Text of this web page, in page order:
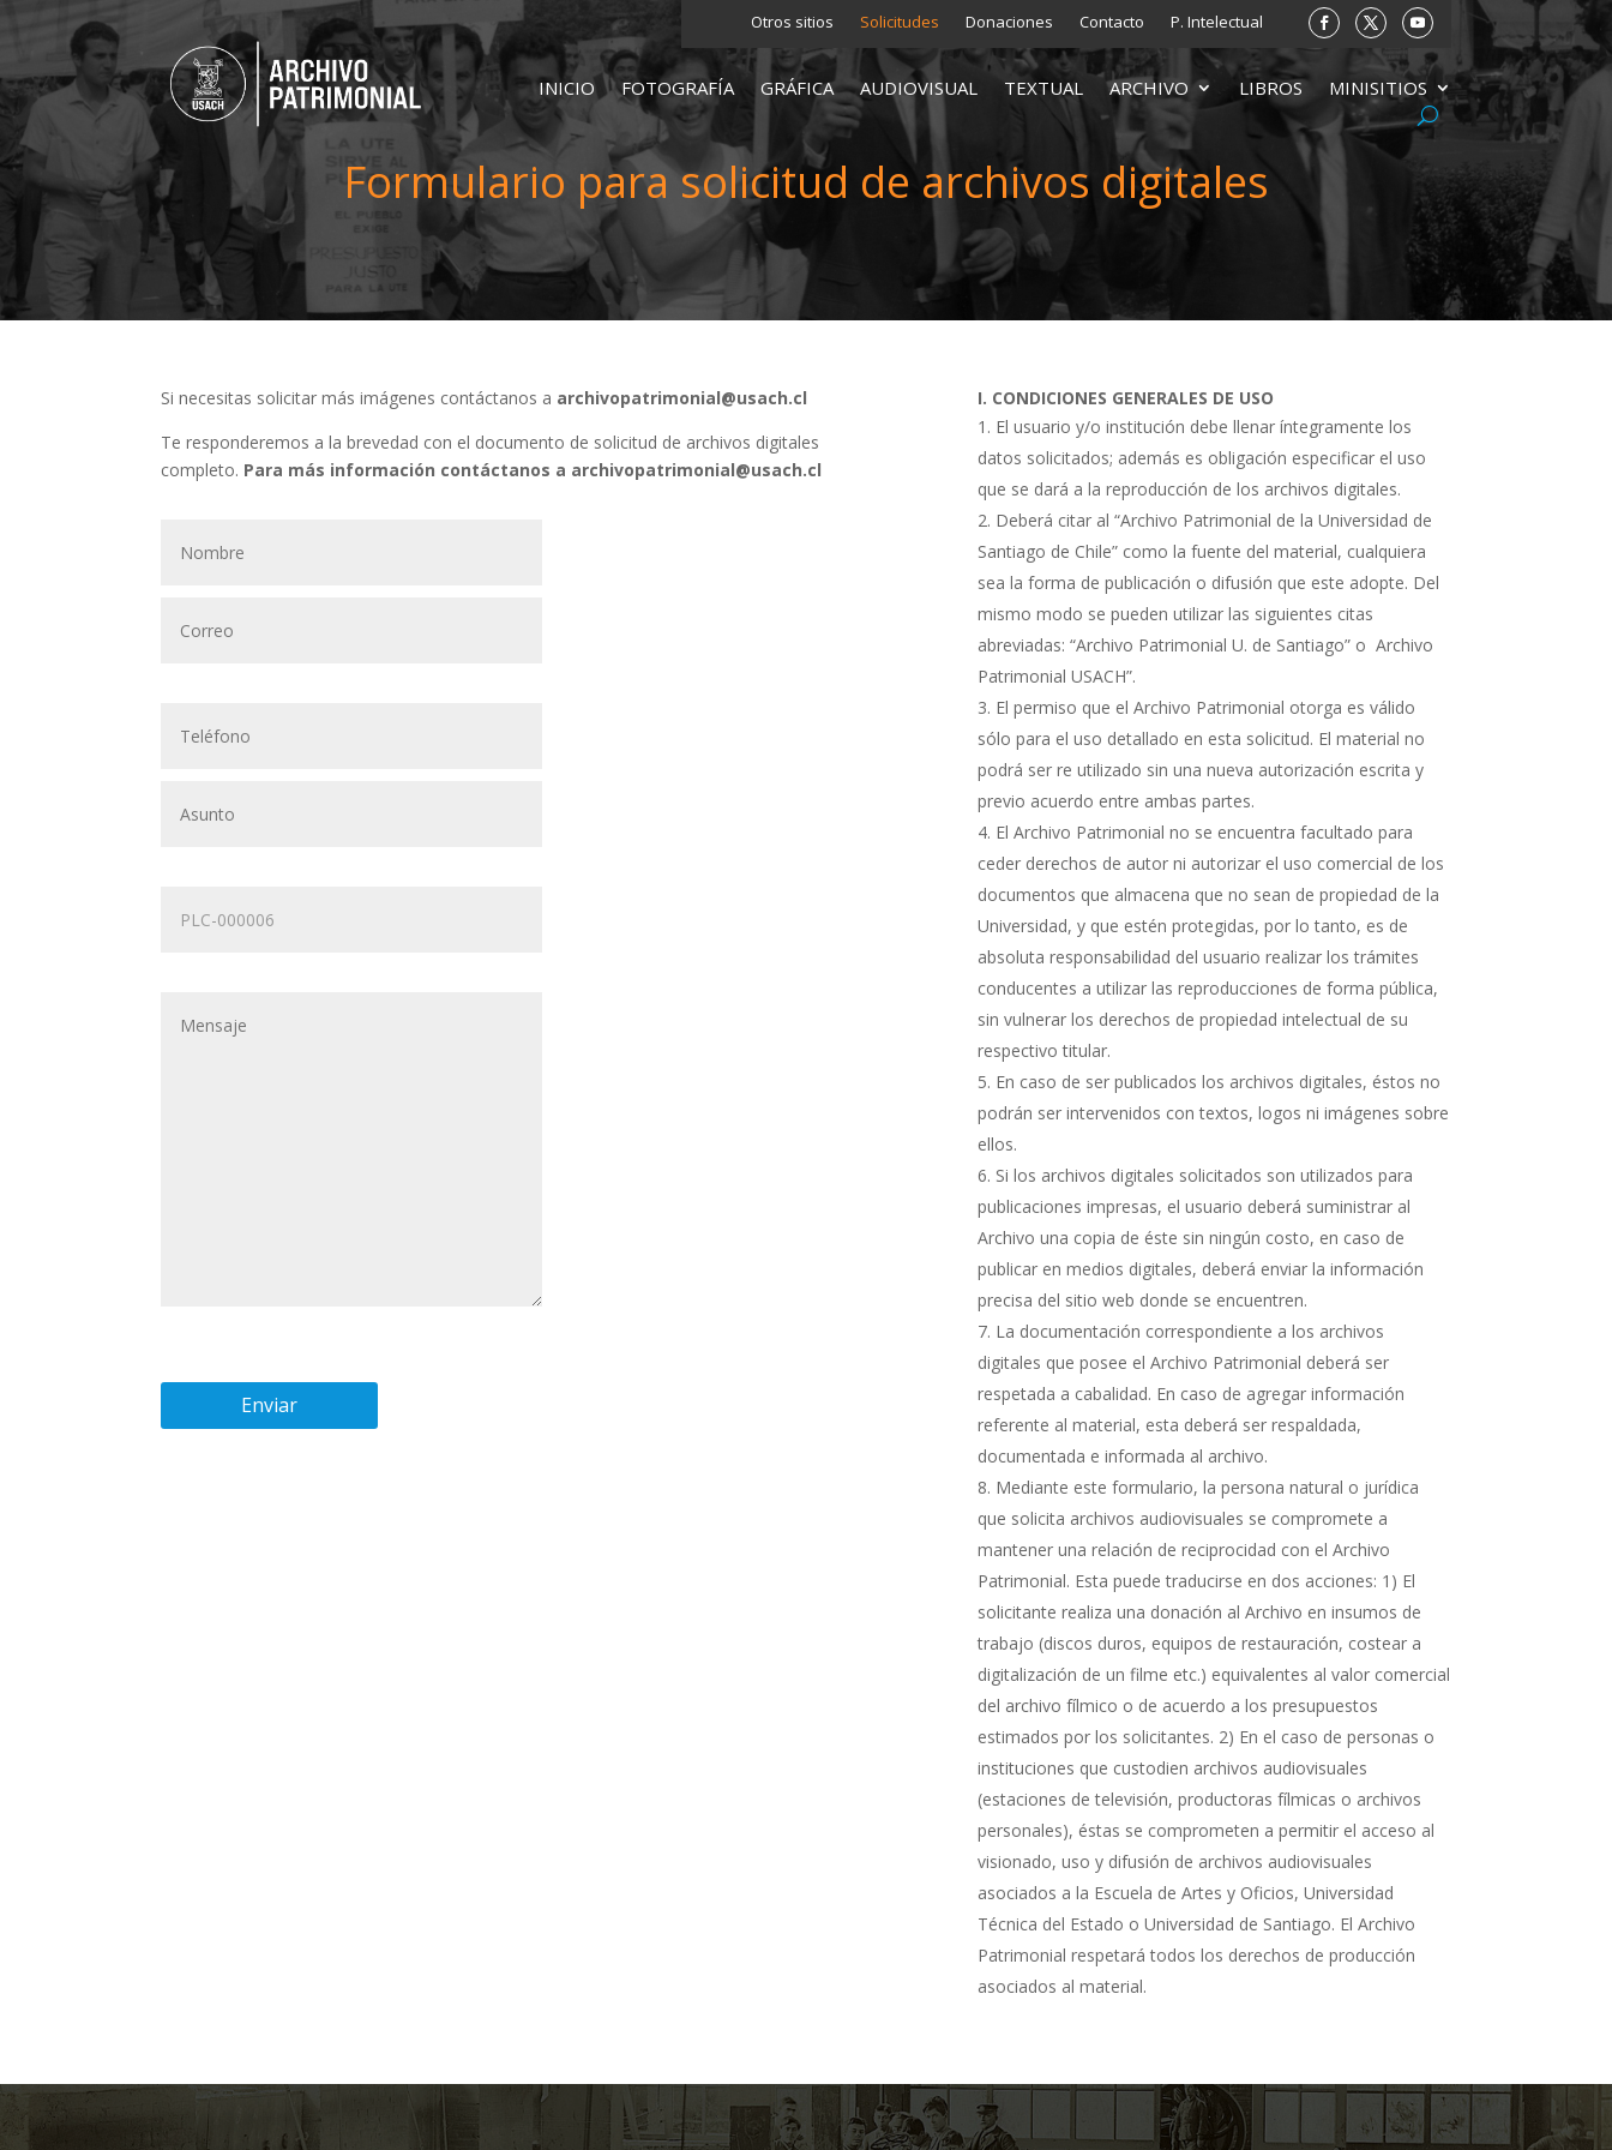
Otros sitios Solicitudes Donaciones Contacto P. Intelectual
INICIO FOTOGRAFÍA GRÁFICA AUDIOVISUAL TEXTUAL ARCHIVO LIBROS MINISITIOS
Formulario para solicitud de archivos digitales
Si necesitas solicitar más imágenes contáctanos a archivopatrimonial@usach.cl
Te responderemos a la brevedad con el documento de solicitud de archivos digitales
completo. Para más información contáctanos a archivopatrimonial@usach.cl
I. CONDICIONES GENERALES DE USO
El usuario y/o institución debe llenar íntegramente los
datos solicitados; además es obligación especificar el uso
que se dará a la reproducción de los archivos digitales.
Deberá citar al “Archivo Patrimonial de la Universidad de
Santiago de Chile” como la fuente del material, cualquiera
sea la forma de publicación o difusión que este adopte. Del
mismo modo se pueden utilizar las siguientes citas
abreviadas: “Archivo Patrimonial U. de Santiago” o Archivo
Patrimonial USACH”.
El permiso que el Archivo Patrimonial otorga es válido
sólo para el uso detallado en esta solicitud. El material no
podrá ser re utilizado sin una nueva autorización escrita y
previo acuerdo entre ambas partes.
El Archivo Patrimonial no se encuentra facultado para
ceder derechos de autor ni autorizar el uso comercial de los
documentos que almacena que no sean de propiedad de la
Universidad, y que estén protegidas, por lo tanto, es de
absoluta responsabilidad del usuario realizar los trámites
conducentes a utilizar las reproducciones de forma pública,
sin vulnerar los derechos de propiedad intelectual de su
respectivo titular.
En caso de ser publicados los archivos digitales, éstos no
podrán ser intervenidos con textos, logos ni imágenes sobre
ellos.
Si los archivos digitales solicitados son utilizados para
publicaciones impresas, el usuario deberá suministrar al
Archivo una copia de éste sin ningún costo, en caso de
publicar en medios digitales, deberá enviar la información
precisa del sitio web donde se encuentren.
La documentación correspondiente a los archivos
digitales que posee el Archivo Patrimonial deberá ser
respetada a cabalidad. En caso de agregar información
referente al material, esta deberá ser respaldada,
documentada e informada al archivo.
Mediante este formulario, la persona natural o jurídica
que solicita archivos audiovisuales se compromete a
mantener una relación de reciprocidad con el Archivo
Patrimonial. Esta puede traducirse en dos acciones: 1) El
solicitante realiza una donación al Archivo en insumos de
trabajo (discos duros, equipos de restauración, costear a
digitalización de un filme etc.) equivalentes al valor comercial
del archivo fílmico o de acuerdo a los presupuestos
estimados por los solicitantes. 2) En el caso de personas o
instituciones que custodien archivos audiovisuales
(estaciones de televisión, productoras fílmicas o archivos
personales), éstas se comprometen a permitir el acceso al
visionado, uso y difusión de archivos audiovisuales
asociados a la Escuela de Artes y Oficios, Universidad
Técnica del Estado o Universidad de Santiago. El Archivo
Patrimonial respetará todos los derechos de producción
asociados al material.